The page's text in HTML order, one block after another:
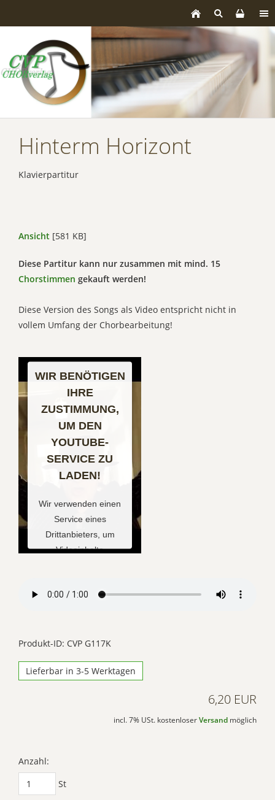
Hinterm Horizont
Klavierpartitur
Ansicht [581 KB]
Diese Partitur kann nur zusammen mit mind. 15
Chorstimmen gekauft werden!
Diese Version des Songs als Video entspricht nicht in
vollem Umfang der Chorbearbeitung!
WIR BENÖTIGEN
IHRE
ZUSTIMMUNG,
UM DEN
YOUTUBE-
SERVICE ZU
LADEN!
Wir verwenden einen
Service eines
Drittanbieters, um
Videoinhalte
Ihren Aktivitäten
und stimmen Sie der
zu, um dieses Video
Powered by
Usercentrics Consent
Produkt-ID: CVP G117K
Lieferbar in 3-5 Werktagen
6,20 EUR
incl. 7% USt. kostenloser Versand möglich
Anzahl:
St